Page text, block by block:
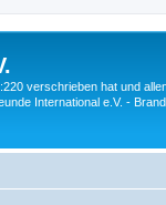
verschrieben hat und
International e.V. -